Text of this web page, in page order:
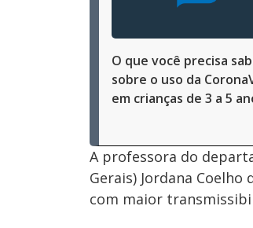
O que você precisa
sobre o uso da
em crianças de 3 a 5
A professora do
Gerais) Jordana
com maior